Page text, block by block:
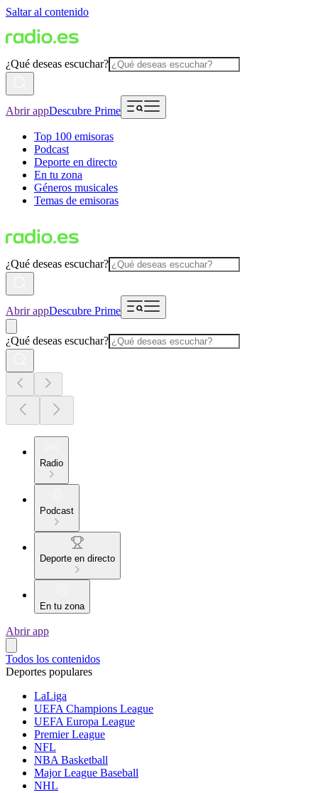
Saltar al contenido
¿Qué deseas escuchar?
Abrir appDescubre Prime
Top 100 emisoras
Podcast
Deporte en directo
En tu zona
Géneros musicales
Temas de emisoras
¿Qué deseas escuchar?
Abrir appDescubre Prime
¿Qué deseas escuchar?
Radio
Podcast
Deporte en directo
En tu zona
Abrir app
Todos los contenidos
Deportes populares
LaLiga
UEFA Champions League
UEFA Europa League
Premier League
NFL
NBA Basketball
Major League Baseball
NHL